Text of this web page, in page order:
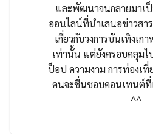
และพัฒนาจนกลายมาเป็
ออนไลน์ที่นำเสนอข่าวสา
เกี่ยวกับวงการบันเทิงเก
เท่านั้น แต่ยังครอบคลุมไ
ป็อป ความงาม การท่องเที่
คนจะชื่นชอบคอนเทนต์ที่
^^